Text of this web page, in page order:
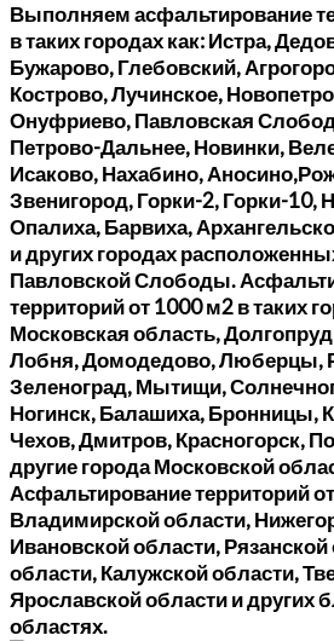
Выполняем асфальтирование
в таких городах как: Истра,
Бужарово, Глебовский,
Кострово, Лучинское,
Онуфриево, Павловская
Петрово-Дальнее, Новинки,
Исаково, Нахабино,
Звенигород, Горки-2, Горки-10,
Опалиха, Барвиха,
и других городах
Павловской Слободы.
территорий от 1000 м2 в таких
Московская область,
Лобня, Домодедово, Люберцы,
Зеленоград, Мытищи,
Ногинск, Балашиха, Бронницы,
Чехов, Дмитров, Красногорск,
другие города Московской
Асфальтирование территорий
Владимирской области,
Ивановской области,
области, Калужской области,
Ярославской области и других
областях.